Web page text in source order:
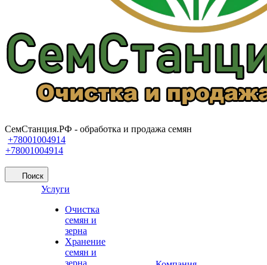
СемСтанция.РФ - обработка и продажа семян
+78001004914
+78001004914
Поиск
Услуги
Очистка
семян и
зерна
Хранение
семян и
зерна